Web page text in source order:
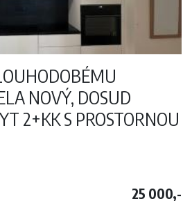
NOVÝ, DOSUD
2+KK S PROSTORNOU
pronájmu zcela nový, dosud neobývaný
který se nachází v přízemí moderní
25 000,-